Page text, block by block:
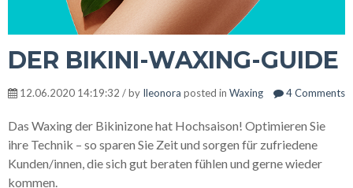
DER BIKINI-WAXING-GUIDE
12.06.2020 14:19:32 / by Ileonora posted in Waxing 4 Comments
Das Waxing der Bikinizone hat Hochsaison! Optimieren Sie
ihre Technik – so sparen Sie Zeit und sorgen für zufriedene
Kunden/innen, die sich gut beraten fühlen und gerne wieder
kommen.